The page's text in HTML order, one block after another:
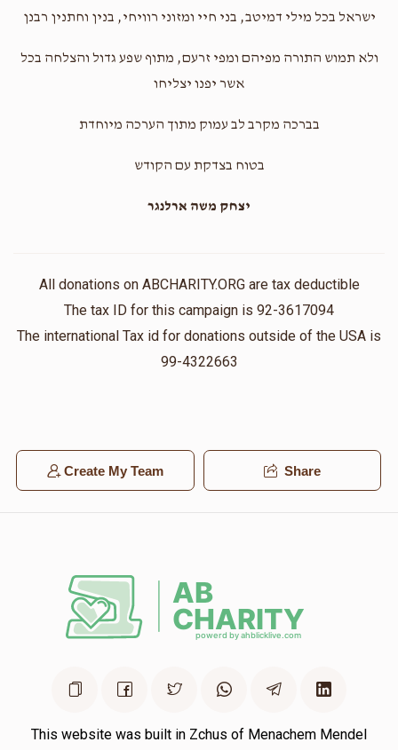
ישראל בכל מילי דמיטב, בני חיי ומזוני רוויחי, בנין וחתנין רבנן
ולא תמוש התורה מפיהם ומפי זרעם, מתוף שפע גדול והצלחה בכל
אשר יפנו יצליחו
בברכה מקרב לב עמוק מתוך הערכה מיוחדת
בטוח בצדקת עם הקודש
יצחק משה ארלנגר
All donations on ABCHARITY.ORG are tax deductible
The tax ID for this campaign is 92-3617094
The international Tax id for donations outside of the USA is
99-4322663
Create My Team Share
This website was built in Zchus of Menachem Mendel